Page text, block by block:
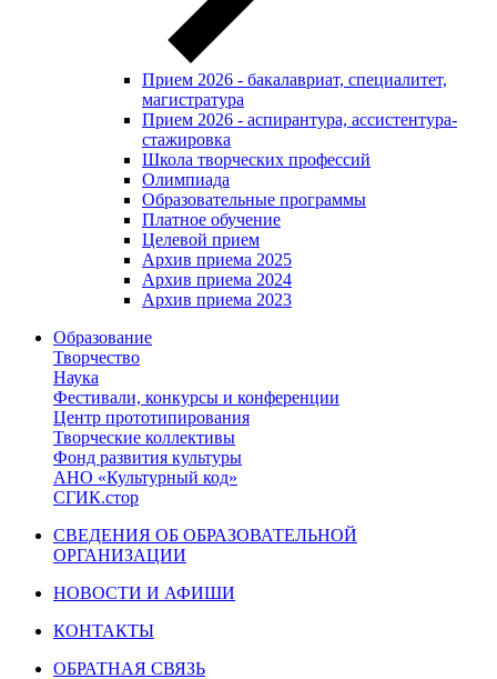
Прием 2026 - бакалавриат, специалитет,
магистратура
Прием 2026 - аспирантура, ассистентура-
стажировка
Школа творческих профессий
Олимпиада
Образовательные программы
Платное обучение
Целевой прием
Архив приема 2025
Архив приема 2024
Архив приема 2023
Образование
Творчество
Наука
Фестивали, конкурсы и конференции
Центр прототипирования
Творческие коллективы
Фонд развития культуры
АНО «Культурный код»
СГИК.стор
СВЕДЕНИЯ ОБ ОБРАЗОВАТЕЛЬНОЙ
ОРГАНИЗАЦИИ
НОВОСТИ И АФИШИ
КОНТАКТЫ
ОБРАТНАЯ СВЯЗЬ